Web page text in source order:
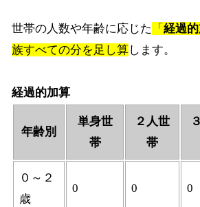
世帯の人数や年齢に応じた 「経過
族すべての分を足し算します。
経過的加算
年齢別
単身世
帯
２人世
帯
０～２
歳
0 0 0